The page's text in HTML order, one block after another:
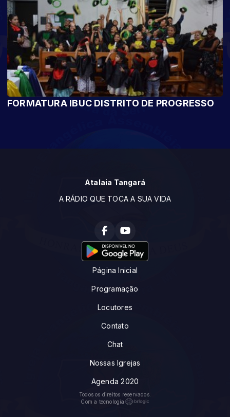
FORMATURA IBUC DISTRITO DE PROGRESSO
Atalaia Tangará
A RÁDIO QUE TOCA A SUA VIDA
Página Inicial
Programação
Locutores
Contato
Chat
Nossas Igrejas
Agenda 2020
Todos os direitos reservados.
Com a tecnologia